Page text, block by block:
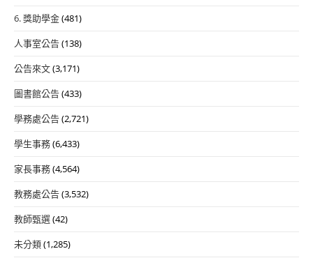
6. 獎助學金(481)
人事室公告(138)
公告來文(3,171)
圖書館公告(433)
學務處公告(2,721)
學生事務(6,433)
家長事務(4,564)
教務處公告(3,532)
教師甄選(42)
未分類(1,285)